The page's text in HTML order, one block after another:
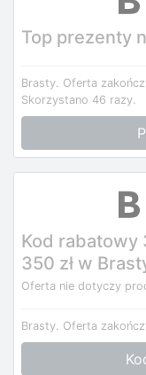
Top prezenty
Brasty. Oferta
Skorzystano 46 razy.
Kod rabatowy
350 zł w
Oferta nie dotyczy
Brasty. Oferta